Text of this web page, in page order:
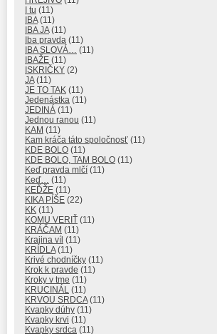
I tu (11)
IBA(11)
IBA JA(11)
Iba pravda (11)
IBA SLOVÁ…
(11)
IBAŽE (11)
ISKRIČKY (2)
JA(11)
JE TO TAK (11)
Jedenástka (11)
JEDINÁ (11)
Jednou ranou (11)
KAM (11)
Kam kráča táto spoločnosť (11)
KDE BOLO (11)
KDE BOLO, TAM BOLO (11)
Keď pravda mlčí (11)
Keď…
(11)
KEĎŽE (11)
KIKA PÍŠE (22)
KK (11)
KOMU VERIŤ (11)
KRÁČAM (11)
Krajina víl (11)
KRÍDLA(11)
Krivé chodníčky (11)
Krok k pravde (11)
Kroky v tme (11)
KRUCINÁL (11)
KRVOU SRDCA(11)
Kvapky dúhy (11)
Kvapky krvi (11)
Kvapky srdca (11)